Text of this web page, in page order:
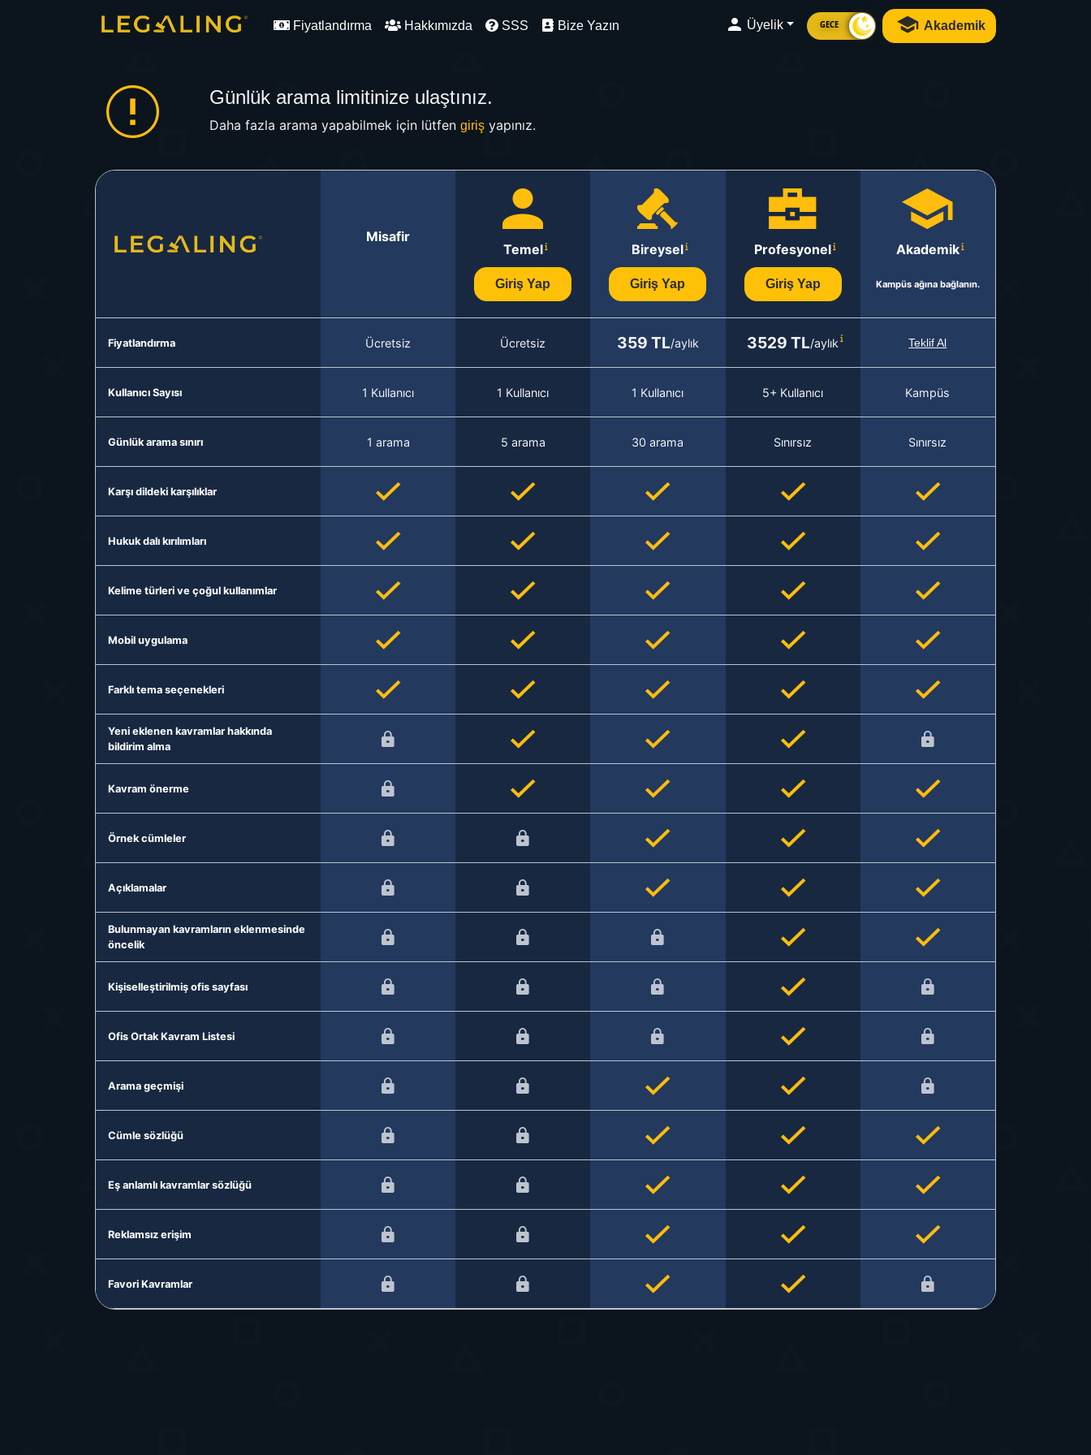
Fiyatlandırma Hakkımızda SSS Bize Yazın Üyelik GECE Akademik
Günlük arama limitinize ulaştınız.
Daha fazla arama yapabilmek için lütfen girişyapınız.
Misafir
Temel
Giriş Yap
Bireysel
Giriş Yap
Profesyonel
Giriş Yap
Akademik
Kampüs ağına bağlanın.
Fiyatlandırma Ücretsiz Ücretsiz 359 TL/aylık 3529 TL/aylık Teklif Al
Kullanıcı Sayısı 1 Kullanıcı 1 Kullanıcı 1 Kullanıcı 5+ Kullanıcı Kampüs
Günlük arama sınırı 1 arama 5 arama 30 arama Sınırsız Sınırsız
Karşı dildeki karşılıklar
Hukuk dalı kırılımları
Kelime türleri ve çoğul kullanımlar
Mobil uygulama
Farklı tema seçenekleri
Yeni eklenen kavramlar hakkında
bildirim alma
Kavram önerme
Örnek cümleler
Açıklamalar
Bulunmayan kavramların eklenmesinde
öncelik
Kişiselleştirilmiş ofis sayfası
Ofis Ortak Kavram Listesi
Arama geçmişi
Cümle sözlüğü
Eş anlamlı kavramlar sözlüğü
Reklamsız erişim
Favori Kavramlar